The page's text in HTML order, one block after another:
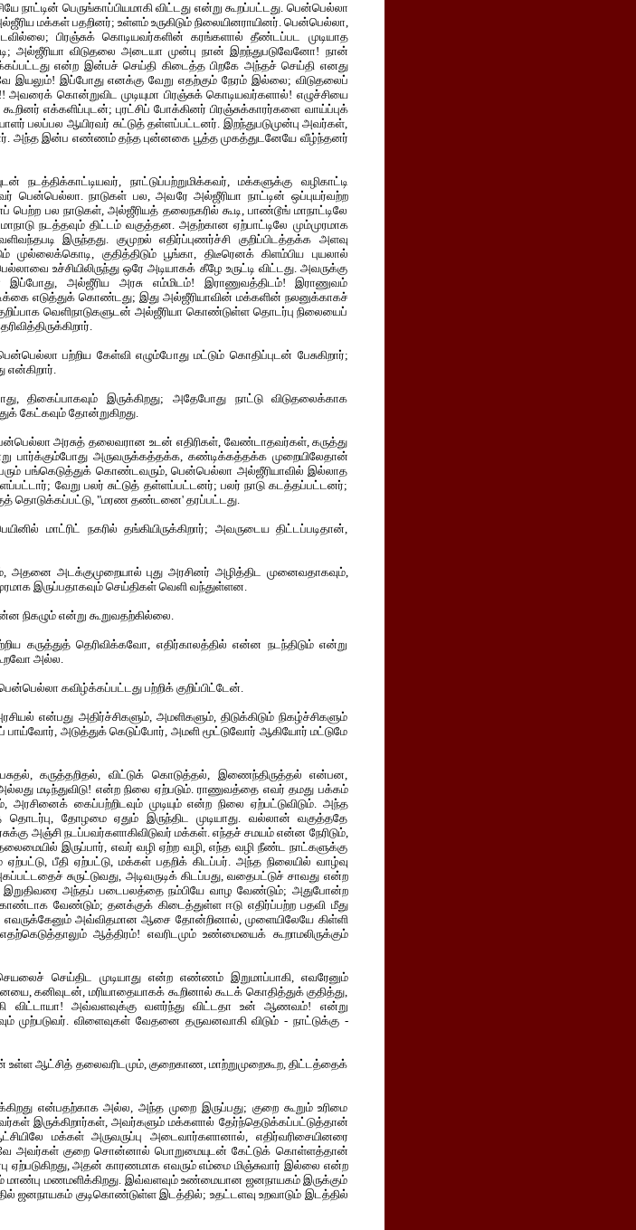
நாட்டின் பெருங்காப்பியமாகி விட்டது என்று கூறப்பட்டது. பென்பெல்லா
மக்கள் பதறினர்; உள்ளம் உருகிடும் நிலையினராயினர். பென்பெல்லா,
பிரஞ்சுக் கொடியவர்களின் கரங்களால் தீண்டப்பட முடியாத
அல்ஜீரியா விடுதலை அடையா முன்பு நான் இறந்துபடுவேனோ! நான்
என்ற இன்பச் செய்தி கிடைத்த பிறகே அந்தச் செய்தி எனது
இப்போது எனக்கு வேறு எதற்கும் நேரம் இல்லை; விடுதலைப்
கொன்றுவிட முடியுமா பிரஞ்சுக் கொடியவர்களால்! எழுச்சியை
எக்களிப்புடன்; புரட்சிப் போக்கினர் பிரஞ்சுக்காரர்களை வாய்ப்புக்
பலப்பல ஆயிரவர் சுட்டுத் தள்ளப்பட்டனர். இறந்துபடுமுன்பு அவர்கள்,
அந்த இன்ப எண்ணம் தந்த புன்னகை பூத்த முகத்துடனேயே வீழ்ந்தனர்
நடத்திக்காட்டியவர், நாட்டுப்பற்றுமிக்கவர், மக்களுக்கு வழிகாட்டி
பென்பெல்லா. நாடுகள் பல, அவரே அல்ஜீரியா நாட்டின் ஒப்புயர்வற்ற
பல நாடுகள், அல்ஜீரியத் தலைநகரில் கூடி, பாண்டூங் மாநாட்டிலே
நடத்தவும் திட்டம் வகுத்தன. அதற்கான ஏற்பாட்டிலே மும்முரமாக
இருந்தது. குமுறல் எதிர்ப்புணர்ச்சி குறிப்பிடத்தக்க அளவு
முல்லைக்கொடி, குதித்திடும் பூங்கா, திடீரெனக் கிளம்பிய புயலால்
உச்சியிலிருந்து ஒரே அடியாகக் கீழே உருட்டி விட்டது. அவருக்கு
அல்ஜீரிய அரசு எம்மிடம்! இராணுவத்திடம்! இராணுவம்
எடுத்துக் கொண்டது; இது அல்ஜீரியாவின் மக்களின் நலனுக்காகச்
வெளிநாடுகளுடன் அல்ஜீரியா கொண்டுள்ள தொடர்பு நிலையைப்
பற்றிய கேள்வி எழும்போது மட்டும் கொதிப்புடன் பேசுகிறார்;
என்கிறார்.
திகைப்பாகவும் இருக்கிறது; அதேபோது நாட்டு விடுதலைக்காக
கேட்கவும் தோன்றுகிறது.
அரசுத் தலைவரான உடன் எதிரிகள், வேண்டாதவர்கள், கருத்து
அருவருக்கத்தக்க, கண்டிக்கத்தக்க முறையிலேதான்
பங்கெடுத்துக் கொண்டவரும், பென்பெல்லா அல்ஜீரியாவில் இல்லாத
வேறு பலர் சுட்டுத் தள்ளப்பட்டனர்; பலர் நாடு கடத்தப்பட்டனர்;
தொடுக்கப்பட்டு, "மரண தண்டனை' தரப்பட்டது.
மாட்ரிட் நகரில் தங்கியிருக்கிறார்; அவருடைய திட்டப்படிதான்,
அதனை அடக்குமுறையால் புது அரசினர் அழித்திட முனைவதாகவும்,
இருப்பதாகவும் செய்திகள் வெளி வந்துள்ளன.
நிகழும் என்று கூறுவதற்கில்லை.
கருத்துத் தெரிவிக்கவோ, எதிர்காலத்தில் என்ன நடந்திடும் என்று
அல்ல.
கவிழ்க்கப்பட்டது பற்றிக் குறிப்பிட்டேன்.
என்பது அதிர்ச்சிகளும், அமளிகளும், திடுக்கிடும் நிகழ்ச்சிகளும்
பாய்வோர், அடுத்துக் கெடுப்போர், அமளி மூட்டுவோர் ஆகியோர் மட்டுமே
கருத்தறிதல், விட்டுக் கொடுத்தல், இணைந்திருத்தல் என்பன,
மடிந்துவிடு! என்ற நிலை ஏற்படும். ராணுவத்தை எவர் தமது பக்கம்
கைப்பற்றிடவும் முடியும் என்ற நிலை ஏற்பட்டுவிடும். அந்த
தொடர்பு, தோழமை ஏதும் இருந்திட முடியாது. வல்லான் வகுத்ததே
அஞ்சி நடப்பவர்களாகிவிடுவர் மக்கள். எந்தச் சமயம் என்ன நேரிடும்,
இருப்பார், எவர் வழி ஏற்ற வழி, எந்த வழி நீண்ட நாட்களுக்கு
பீதி ஏற்பட்டு, மக்கள் பதறிக் கிடப்பர். அந்த நிலையில் வாழ்வு
சுருட்டுவது, அடிவருடிக் கிடப்பது, வதைபட்டுச் சாவது என்ற
இறுதிவரை அந்தப் படைபலத்தை நம்பியே வாழ வேண்டும்; அதுபோன்ற
கொண்டாக வேண்டும்; தனக்குக் கிடைத்துள்ள ஈடு எதிர்ப்பற்ற பதவி மீது
அவ்விதமான ஆசை தோன்றினால், முளையிலேயே கிள்ளி
ஆத்திரம்! எவரிடமும் உண்மையைக் கூறாமலிருக்கும்
செய்திட முடியாது என்ற எண்ணம் இறுமாப்பாகி, எவரேனும்
கனிவுடன், மரியாதையாகக் கூறினால் கூடக் கொதித்துக் குதித்து,
விட்டாயா! அவ்வளவுக்கு வளர்ந்து விட்டதா உன் ஆணவம்! என்று
விளைவுகள் வேதனை தருவனவாகி விடும் - நாட்டுக்கு -
ஆட்சித் தலைவரிடமும், குறைகாண, மாற்றுமுறைகூற, திட்டத்தைக்
என்பதற்காக அல்ல, அந்த முறை இருப்பது; குறை கூறும் உரிமை
இருக்கிறார்கள், அவர்களும் மக்களால் தேர்ந்தெடுக்கப்பட்டுத்தான்
மக்கள் அருவருப்பு அடைவார்களானால், எதிர்வரிசையினரை
அவர்கள் குறை சொன்னால் பொறுமையுடன் கேட்டுக் கொள்ளத்தான்
ஏற்படுகிறது, அதன் காரணமாக எவரும் எம்மை மிஞ்சுவார் இல்லை என்ற
மாண்பு மணமளிக்கிறது. இவ்வளவும் உண்மையான ஜனநாயகம் இருக்கும்
ஜனநாயகம் குடிகொண்டுள்ள இடத்தில்; உதட்டளவு உறவாடும் இடத்தில்